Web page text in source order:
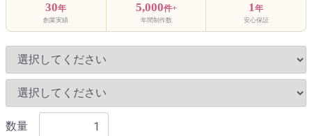
30年
創業実績
5,000件+
年間制作数
1年
安心保証
数量